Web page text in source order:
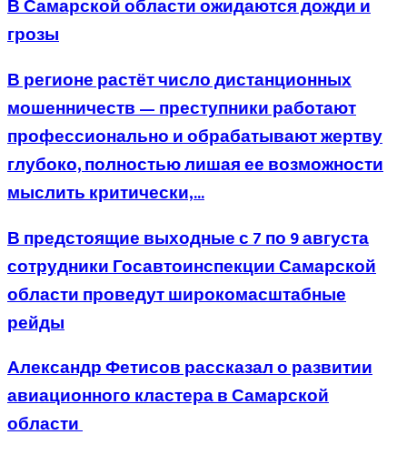
В Самарской области ожидаются дожди и
грозы
В регионе растёт число дистанционных
мошенничеств — преступники работают
профессионально и обрабатывают жертву
глубоко, полностью лишая ее возможности
мыслить критически,...
В предстоящие выходные с 7 по 9 августа
сотрудники Госавтоинспекции Самарской
области проведут широкомасштабные
рейды
Александр Фетисов рассказал о развитии
авиационного кластера в Самарской
области